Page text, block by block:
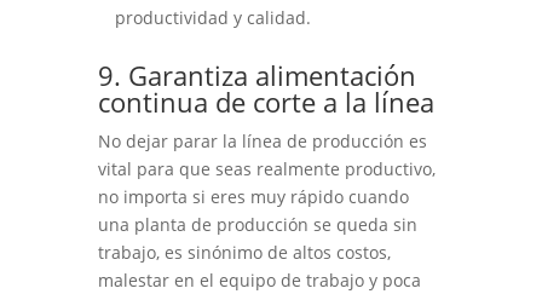
productividad y calidad.
9. Garantiza alimentación
continua de corte a la línea
No dejar parar la línea de producción es
vital para que seas realmente productivo,
no importa si eres muy rápido cuando
una planta de producción se queda sin
trabajo, es sinónimo de altos costos,
malestar en el equipo de trabajo y poca